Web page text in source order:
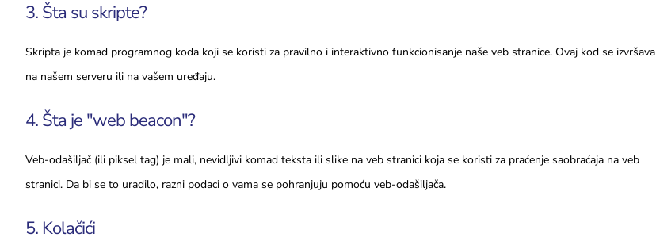
3. Šta su skripte?
Skripta je komad programnog koda koji se koristi za pravilno i interaktivno funkcionisanje naše veb stranice. Ovaj kod se izvršava
na našem serveru ili na vašem uređaju.
4. Šta je "web beacon"?
Veb-odašiljač (ili piksel tag) je mali, nevidljivi komad teksta ili slike na veb stranici koja se koristi za praćenje saobraćaja na veb
stranici. Da bi se to uradilo, razni podaci o vama se pohranjuju pomoću veb-odašiljača.
5. Kolačići